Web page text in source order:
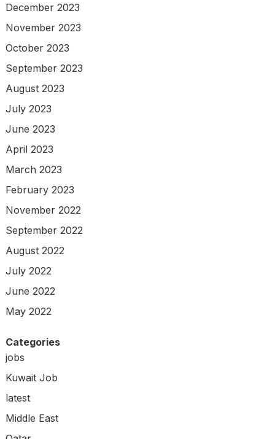
December 2023
November 2023
October 2023
September 2023
August 2023
July 2023
June 2023
April 2023
March 2023
February 2023
November 2022
September 2022
August 2022
July 2022
June 2022
May 2022
Categories
jobs
Kuwait Job
latest
Middle East